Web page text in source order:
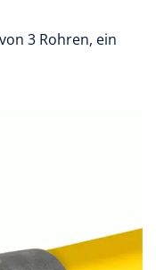
3 Rohren, ein